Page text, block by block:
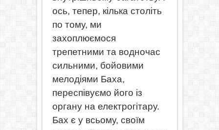
ось, тепер, кілька століть
по тому, ми
захоплюємося
трепетними та водночас
сильними, бойовими
мелодіями Баха,
переспівуємо його із
органу на електрогітару.
Бах є у всьому, своїм